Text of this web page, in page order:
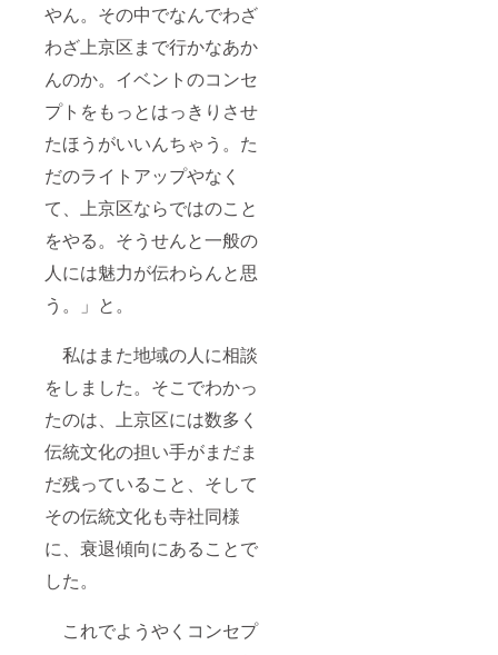
やん。その中でなんでわざ
わざ上京区まで行かなあか
んのか。イベントのコンセ
プトをもっとはっきりさせ
たほうがいいんちゃう。た
だのライトアップやなく
て、上京区ならではのこと
をやる。そうせんと一般の
人には魅力が伝わらんと思
う。」と。
私はまた地域の人に相談
をしました。そこでわかっ
たのは、上京区には数多く
伝統文化の担い手がまだま
だ残っていること、そして
その伝統文化も寺社同様
に、衰退傾向にあることで
した。
これでようやくコンセプ